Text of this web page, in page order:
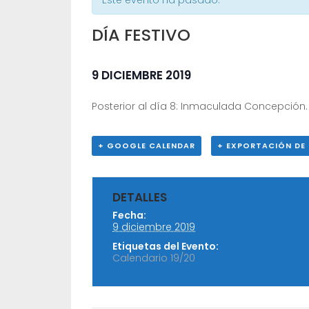
DÍA FESTIVO
9 DICIEMBRE 2019
Posterior al día 8: Inmaculada Concepción.
+ GOOGLE CALENDAR + EXPORTACIÓN DE
DETALLES
Fecha:
9 diciembre 2019
Etiquetas del Evento:
Calendario 19/20